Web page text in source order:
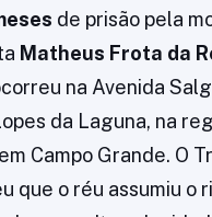
de prisão pela
Matheus Frota da
na Avenida
da Laguna, na
Campo Grande. O
que o réu assumiu o